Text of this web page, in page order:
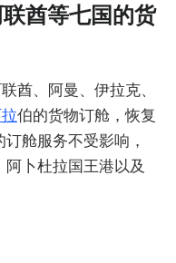
酋等七国的货
酋、阿曼、伊拉克、
伯的货物订舱，恢复
舱服务不受影响，
卜杜拉国王港以及